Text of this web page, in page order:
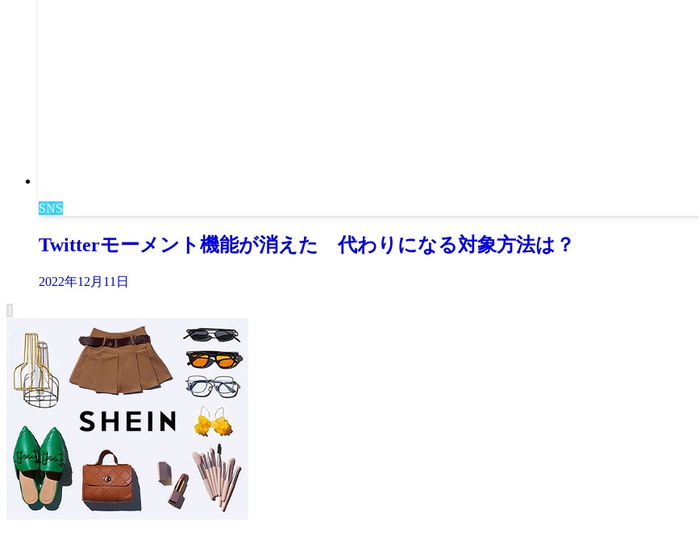
SNS
Twitterモーメント機能が消えた 代わりになる対象方法は？
2022年12月11日
1